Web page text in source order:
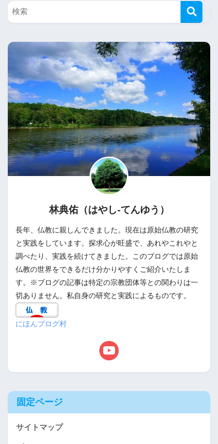
林典佑（はやし-てんゆう）
長年、仏教に親しんできました。現在は原始仏教の研究
と実践をしています。探求心が旺盛で、あれやこれやと
調べたり、実践を続けてきました。このブログでは原始
仏教の世界をできるだけ分かりやすくご紹介いたしま
す。※ブログの記事は特定の宗教団体等との関わりは一
切ありません。私自身の研究と実践によるものです。
にほんブログ村
固定ページ
サイトマップ